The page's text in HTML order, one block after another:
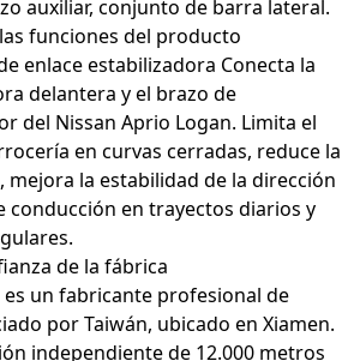
auxiliar, conjunto de barra lateral.
funciones del producto
enlace estabilizadora Conecta la
delantera y el brazo de
del Nissan Aprio Logan. Limita el
en curvas cerradas, reduce la
mejora la estabilidad de la dirección
conducción en trayectos diarios y
de la fábrica
es un fabricante profesional de
por Taiwán, ubicado en Xiamen.
independiente de 12.000 metros